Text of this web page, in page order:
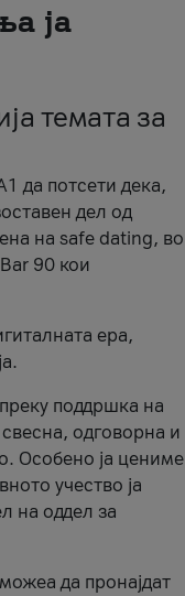
ја
темата за
да потсети дека,
дел од
на safe dating, во
90 кои
ера,
поддршка на
одговорна и
Особено ја цениме
учество ја
на оддел за
да пронајдат